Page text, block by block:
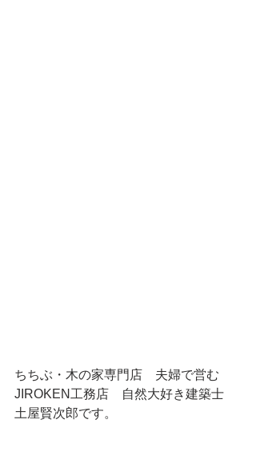
ちちぶ・木の家専門店　夫婦で営む
JIROKEN工務店　自然大好き建築士
土屋賢次郎です。